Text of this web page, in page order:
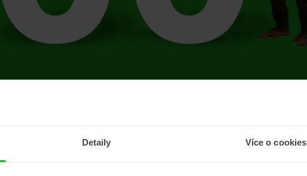
Detaily Více o cookies
se vyskytla chyba
Přejít na úvodní stránku